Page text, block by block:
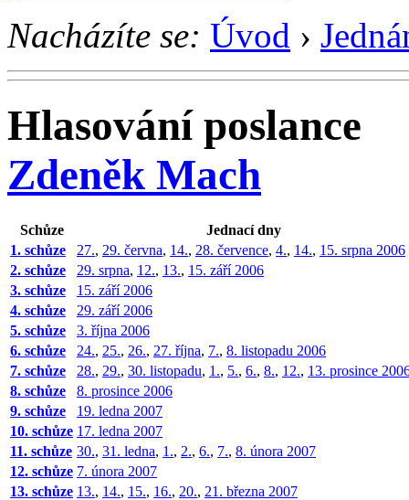
Nacházíte se: Úvod ›
Hlasování poslance
Zdeněk Mach
Schůze
Jednací dny
1. schůze
27., 29. června, 14., 28. července, 4., 14., 15. srpna 2006
2. schůze
29. srpna, 12., 13., 15. září 2006
3. schůze
15. září 2006
4. schůze
29. září 2006
5. schůze
3. října 2006
6. schůze
24., 25., 26., 27. října, 7., 8. listopadu 2006
7. schůze
28., 29., 30. listopadu, 1., 5., 6., 8., 12., 13. prosince
8. schůze
8. prosince 2006
9. schůze
19. ledna 2007
10. schůze 17. ledna 2007
11. schůze 30., 31. ledna, 1., 2., 6., 7., 8. února 2007
12. schůze 7. února 2007
13. schůze 13., 14., 15., 16., 20., 21. března 2007